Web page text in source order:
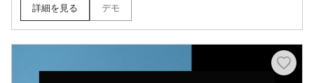
ンプレートになります。
詳細を見る デモ